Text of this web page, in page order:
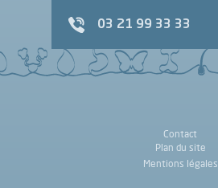
03 21 99 33 33
Contact
Plan du site
Mentions légales